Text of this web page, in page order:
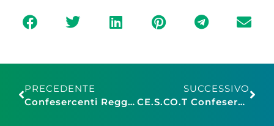
PRECEDENTE
Confesercenti Reggio Calabria, suolo pubblico: è arrivata la diffida del Prefetto, entro 20 giorni il Consiglio Comunale dovrà approvare il bilancio pena lo scioglimento
SUCCESSIVO
CE.S.CO.T Confesercenti Liguria: al via il corso online S.A.B. obbligatorio per tutti coloro che desiderano aprire un’attività nel settore alimentare